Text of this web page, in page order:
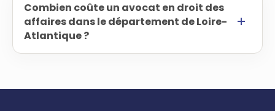
Combien coûte un avocat en droit des
affaires dans le département de Loire-
Atlantique ?